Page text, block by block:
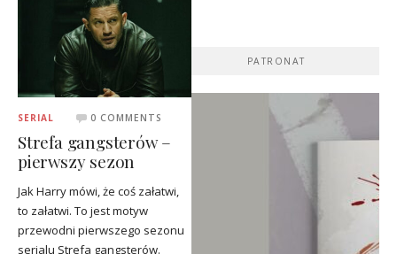
SERIAL 0 COMMENTS
Strefa gangsterów –
pierwszy sezon
Jak Harry mówi, że coś załatwi,
to załatwi. To jest motyw
przewodni pierwszego sezonu
serialu Strefa gangsterów.
PATRONAT